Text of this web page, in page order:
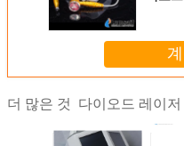
더 많은 것 다이오드 레이